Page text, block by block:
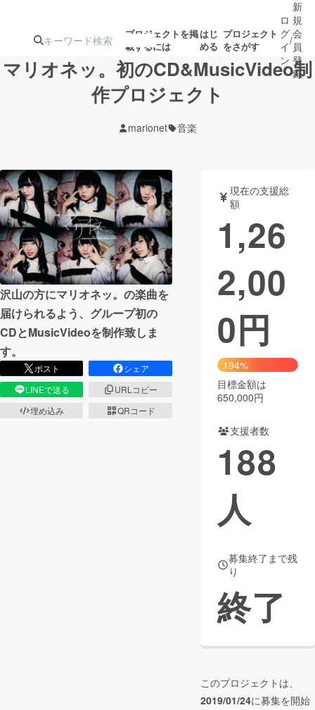
プロジェクトを掲
載するには
はじ
める
プロジェクト
をさがす
ジェクト
募集終了が近いプ
ロジェクト
アート・写真 音楽
テクノロジー・ガジェット ゲーム・サ
映像・映画
ビジネス・起業
まちづくり・地域活性化
CAMPFIRE for Social Good
CAMPFIRE Creation
CAMPFIREふるさと納税
コミュニティ
ロ
グ
イ
ン
/
新
規
会
員
登
録
マリオネッ。初のCD&MusicVideo制
作プロジェクト
marionet 音楽
沢山の方にマリオネッ。の楽曲を
届けられるよう、グループ初の
CDとMusicVideoを制作致しま
す。
ポスト
シェア
LINEで送る
URLコピー
埋め込み
QRコード
現在の支援総
額
1,26
2,00
0円
194%
目標金額は
650,000円
支援者数
188
人
募集終了まで残
り
終了
このプロジェクトは、
2019/01/24に募集を開始